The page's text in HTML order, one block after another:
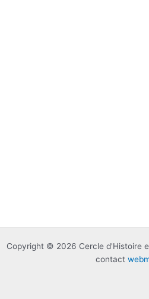
Copyright © 2026 Cercle d'Histoire
contact